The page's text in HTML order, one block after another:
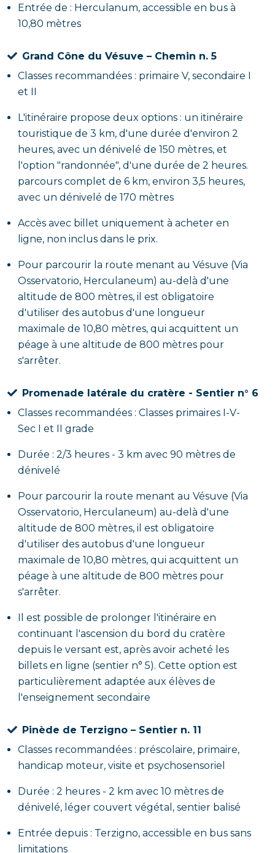
Entrée de : Herculanum, accessible en bus à
10,80 mètres
Grand Cône du Vésuve – Chemin n. 5
Classes recommandées : primaire V, secondaire I
et II
L'itinéraire propose deux options : un itinéraire
touristique de 3 km, d'une durée d'environ 2
heures, avec un dénivelé de 150 mètres, et
l'option "randonnée", d'une durée de 2 heures.
parcours complet de 6 km, environ 3,5 heures,
avec un dénivelé de 170 mètres
Accès avec billet uniquement à acheter en
ligne, non inclus dans le prix.
Pour parcourir la route menant au Vésuve (Via
Osservatorio, Herculaneum) au-delà d'une
altitude de 800 mètres, il est obligatoire
d'utiliser des autobus d'une longueur
maximale de 10,80 mètres, qui acquittent un
péage à une altitude de 800 mètres pour
s'arrêter.
Promenade latérale du cratère - Sentier n° 6
Classes recommandées : Classes primaires I-V-
Sec I et II grade
Durée : 2/3 heures - 3 km avec 90 mètres de
dénivelé
Pour parcourir la route menant au Vésuve (Via
Osservatorio, Herculaneum) au-delà d'une
altitude de 800 mètres, il est obligatoire
d'utiliser des autobus d'une longueur
maximale de 10,80 mètres, qui acquittent un
péage à une altitude de 800 mètres pour
s'arrêter.
Il est possible de prolonger l'itinéraire en
continuant l'ascension du bord du cratère
depuis le versant est, après avoir acheté les
billets en ligne (sentier n° 5). Cette option est
particulièrement adaptée aux élèves de
l'enseignement secondaire
Pinède de Terzigno – Sentier n. 11
Classes recommandées : préscolaire, primaire,
handicap moteur, visite et psychosensoriel
Durée : 2 heures - 2 km avec 10 mètres de
dénivelé, léger couvert végétal, sentier balisé
Entrée depuis : Terzigno, accessible en bus sans
limitations